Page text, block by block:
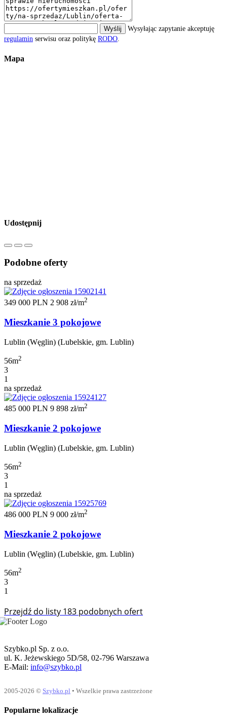
Wyślij
Wysyłając zapytanie akceptuję
regulamin serwisu oraz politykę RODO.
Mapa
Udostępnij
Podobne oferty
na sprzedaż
349 000 PLN 2 908 zł/m2
Mieszkanie 3 pokojowe
Lublin (Węglin) (Lubelskie, gm. Lublin)
56m2
3
1
na sprzedaż
485 000 PLN 9 898 zł/m2
Mieszkanie 2 pokojowe
Lublin (Węglin) (Lubelskie, gm. Lublin)
56m2
3
1
na sprzedaż
486 000 PLN 9 000 zł/m2
Mieszkanie 2 pokojowe
Lublin (Węglin) (Lubelskie, gm. Lublin)
56m2
3
1
Przejdź do listy 183 podobnych ofert
Szybko.pl Sp. z o.o.
ul. K. Jeżewskiego 5D/58, 02-796 Warszawa
E-Mail: info@szybko.pl
2005-2026 © Szybko.pl • Wszelkie prawa zastrzeżone
Popularne lokalizacje